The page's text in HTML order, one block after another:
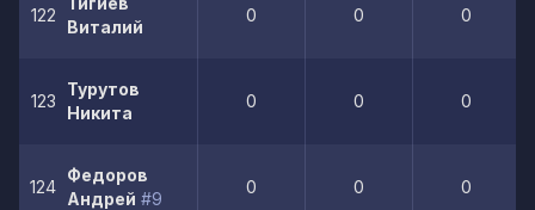
122
Виталий
0 0 0
123
Турутов
Никита
0 0 0
124
Федоров
Андрей #9
0 0 0